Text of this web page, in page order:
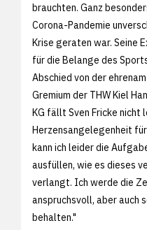
brauchten. Ganz
Corona-Pandemie
Krise geraten war. Seine
für die Belange des
Abschied von der
Gremium der THW Kiel
KG fällt Sven Fricke nicht
Herzensangelegenheit
kann ich leider die
ausfüllen, wie es dieses
verlangt. Ich werde die
anspruchsvoll, aber auch
behalten."